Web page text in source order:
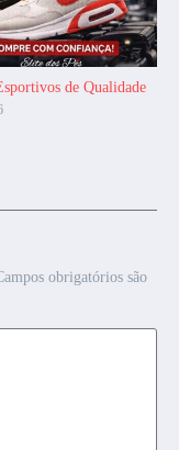
de Qualidade
obrigatórios são